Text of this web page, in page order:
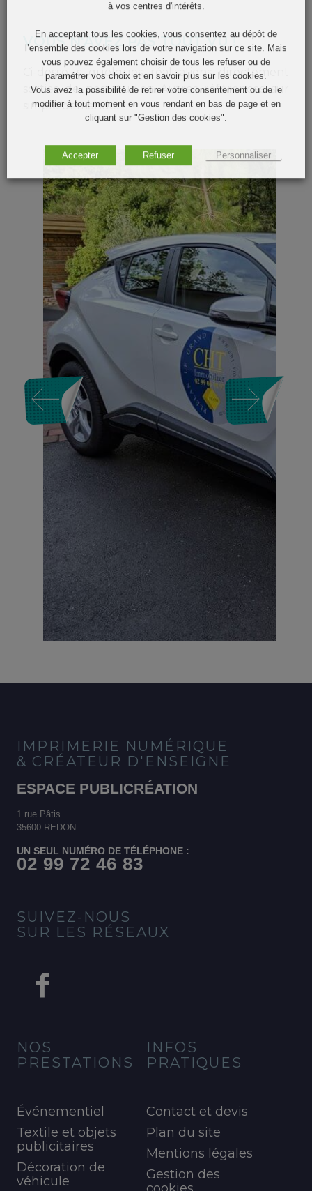
VOUS N'AVEZ PAS TOUT VU !
Ci-dessous quelques réalisations directement
sorties de nos studios. Autres références sur
simple demande.
IMPRIMERIE NUMÉRIQUE
& CRÉATEUR D'ENSEIGNE
ESPACE PUBLICRÉATION
1 rue Pâtis
35600 REDON
UN SEUL NUMÉRO DE TÉLÉPHONE :
02 99 72 46 83
SUIVEZ-NOUS
SUR LES RÉSEAUX
NOS
PRESTATIONS
Événementiel
Textile et objets
publicitaires
Décoration de
véhicule
INFOS
PRATIQUES
Contact et devis
Plan du site
Mentions légales
Gestion des
à vos centres d'intérêts.
En acceptant tous les cookies, vous consentez au dépôt de
l’ensemble des cookies lors de votre navigation sur ce site. Mais
vous pouvez également choisir de tous les refuser ou de
paramétrer vos choix et en savoir plus sur les cookies.
Vous avez la possibilité de retirer votre consentement ou de le
modifier à tout moment en vous rendant en bas de page et en
cliquant sur "Gestion des cookies".
Accepter Refuser Personnaliser